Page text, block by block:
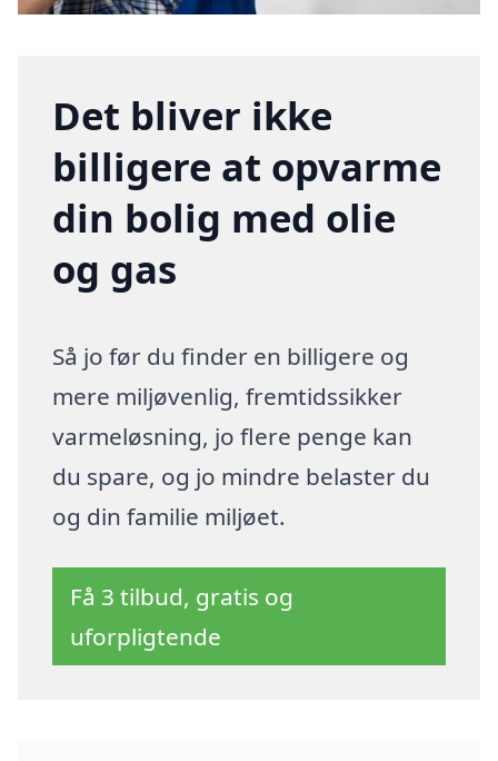
Det bliver ikke
billigere at opvarme
din bolig med olie
og gas
Så jo før du finder en billigere og
mere miljøvenlig, fremtidssikker
varmeløsning, jo flere penge kan
du spare, og jo mindre belaster du
og din familie miljøet.
Få 3 tilbud, gratis og
uforpligtende